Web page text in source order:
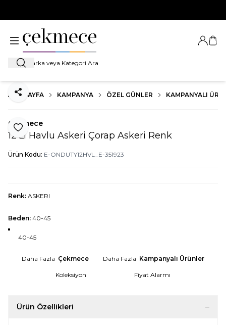
Ara
Giriş
ANA SAYFA KAMPANYA ÖZEL GÜNLER KAMPANYALI
Favoriye Ekle
Paylaş
Çekmece
12'Li Havlu Askeri Çorap Askeri Renk
Ürün Kodu: E-ONDUTY12HVL_E-351923
Renk: ASKERI
Beden: 40-45
40-45
Daha Fazla Çekmece Daha Fazla Kampanyalı Ürünler
Koleksiyon Fiyat Alarmı
Ürün Özellikleri